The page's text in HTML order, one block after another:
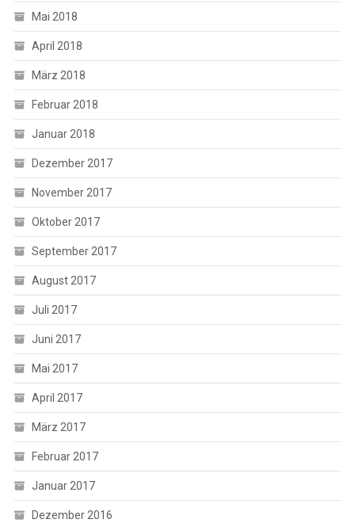
Mai 2018
April 2018
März 2018
Februar 2018
Januar 2018
Dezember 2017
November 2017
Oktober 2017
September 2017
August 2017
Juli 2017
Juni 2017
Mai 2017
April 2017
März 2017
Februar 2017
Januar 2017
Dezember 2016